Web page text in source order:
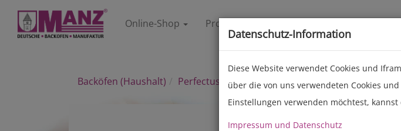
Online-Shop Produkte
Backöfen (Haushalt) Perfectus
Datenschutz-Information
Diese Website verwendet Cookies und
über die von uns verwendeten Cookies
Einstellungen verwenden möchtest,
Impressum und Datenschutz